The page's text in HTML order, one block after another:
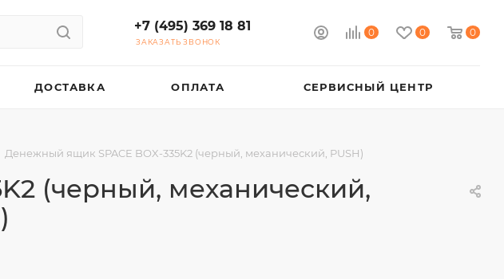
0 0 0
+7 (495) 369 18 81
ЗАКАЗАТЬ ЗВОНОК
ДОСТАВКА ОПЛАТА СЕРВИСНЫЙ ЦЕНТР
Денежный ящик SPACE BOX-335K2 (черный, механический, PUSH)
(черный, механический,